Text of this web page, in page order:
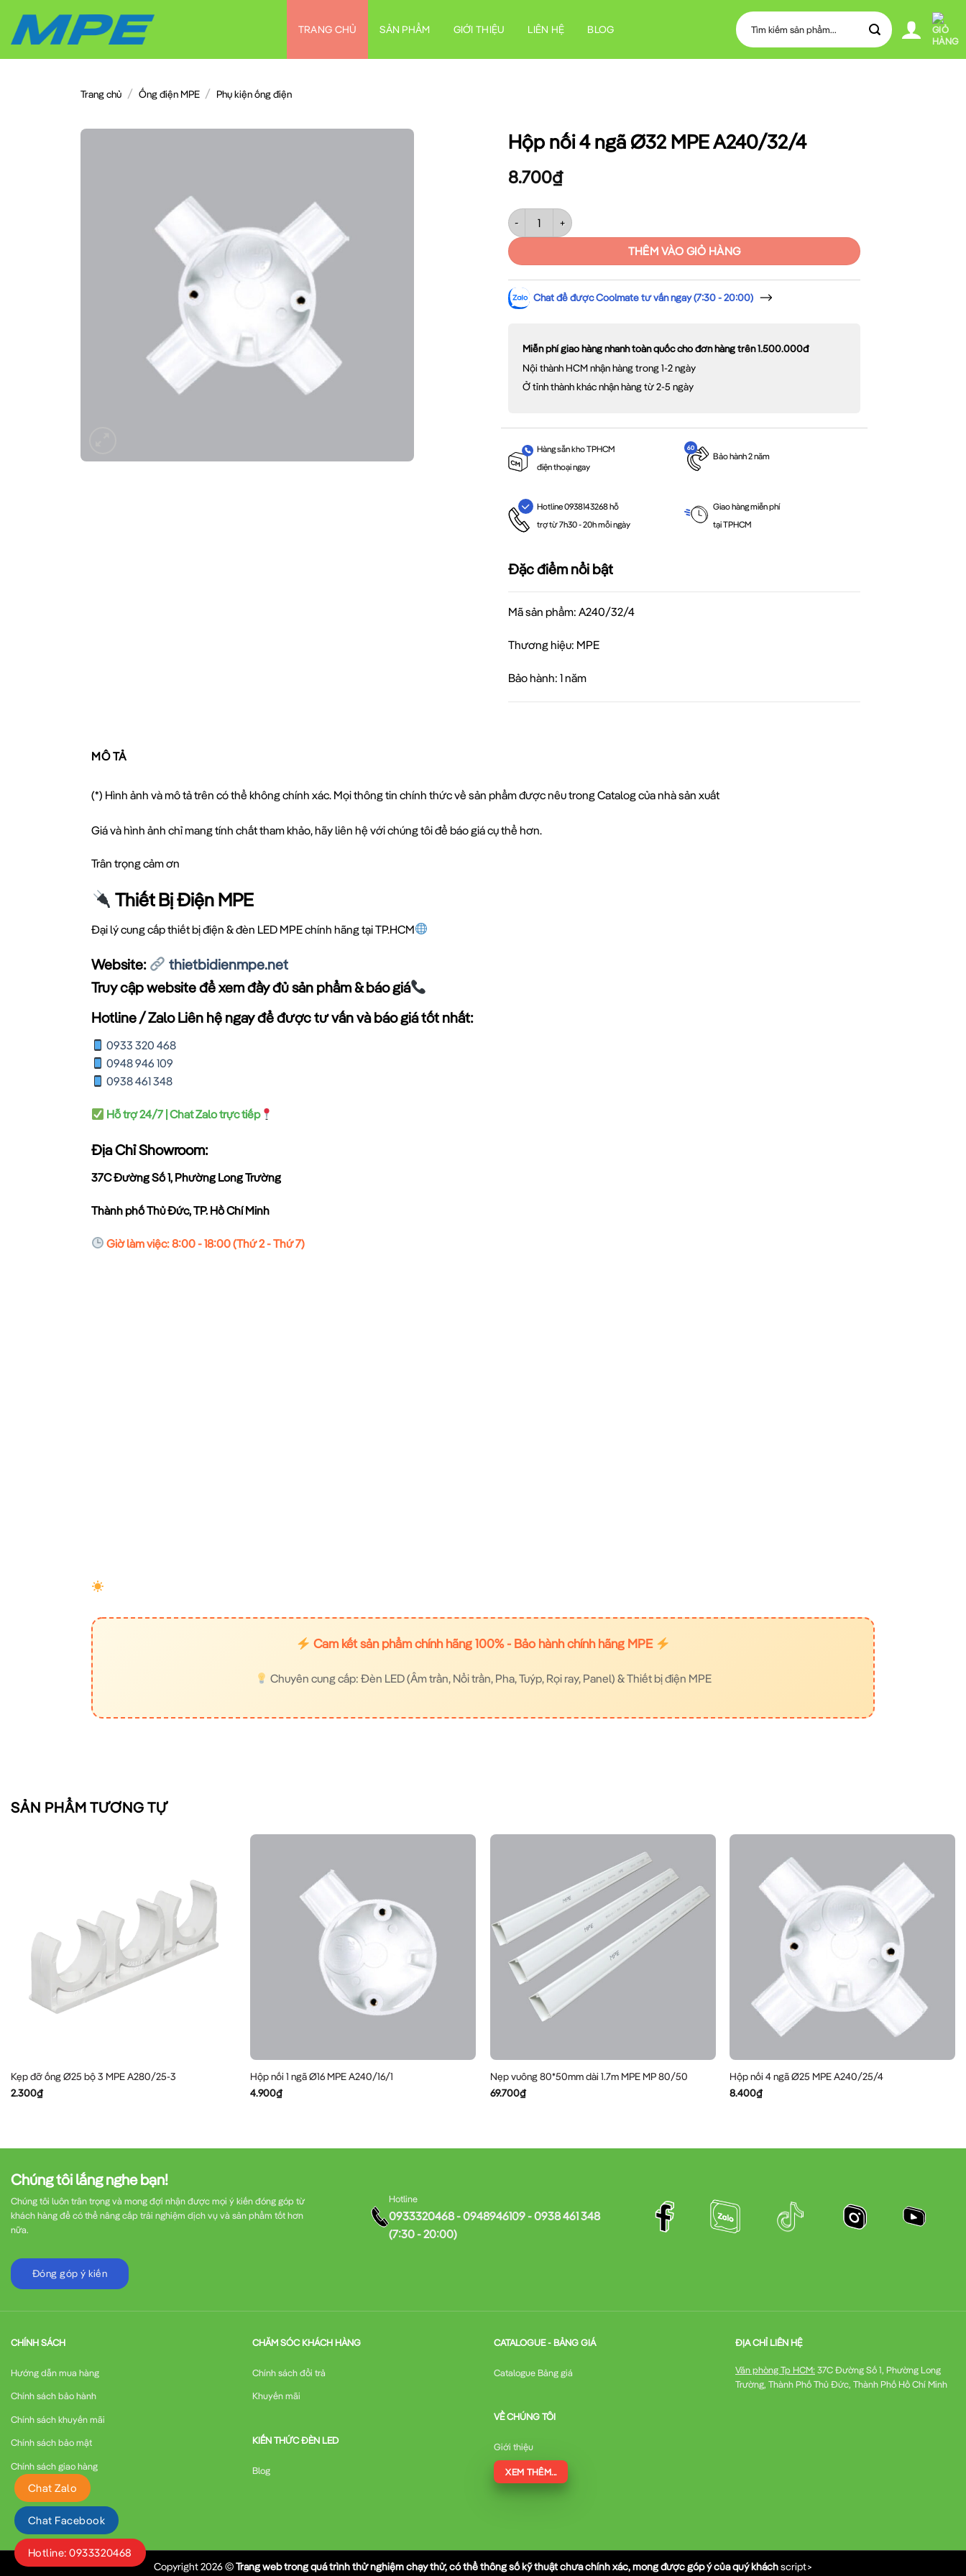
đến
nội
dung
TRANG CHỦ SẢN PHẨM GIỚI THIỆU LIÊN HỆ BLOG
Tìm
kiếm:
Trang chủ / Ống điện MPE / Phụ kiện ống điện
Hộp nối 4 ngã Ø32 MPE A240/32/4
8.700₫
Hộp nối 4 ngã Ø32 MPE A240/32/4 số lượng
THÊM VÀO GIỎ HÀNG
Chat để được Coolmate tư vấn ngay (7:30 - 20:00)
Miễn phí giao hàng nhanh toàn quốc cho đơn hàng trên 1.500.000đ
Nội thành HCM nhận hàng trong 1-2 ngày
Ở tỉnh thành khác nhận hàng từ 2-5 ngày
Hàng sẵn kho TPHCM
điện thoại ngay
Bảo hành 2 năm
Hotline 0938143268 hỗ
trợ từ 7h30 - 20h mỗi ngày
Giao hàng miễn phí
tại TPHCM
Đặc điểm nổi bật
Mã sản phẩm: A240/32/4
Thương hiệu: MPE
Bảo hành: 1 năm
MÔ TẢ
(*) Hình ảnh và mô tả trên có thể không chính xác. Mọi thông tin chính thức về sản phẩm được nêu trong Catalog của nhà sản xuất
Giá và hình ảnh chỉ mang tính chất tham khảo, hãy liên hệ với chúng tôi để báo giá cụ thể hơn.
Trân trọng cảm ơn
Thiết Bị Điện MPE
Đại lý cung cấp thiết bị điện & đèn LED MPE chính hãng tại TP.HCM
Website:
thietbidienmpe.net
Truy cập website để xem đầy đủ sản phẩm & báo giá
Hotline / Zalo Liên hệ ngay để được tư vấn và báo giá tốt nhất:
0933 320 468
0948 946 109
0938 461 348
Hỗ trợ 24/7 | Chat Zalo trực tiếp
Địa Chỉ Showroom:
37C Đường Số 1, Phường Long Trường
Thành phố Thủ Đức, TP. Hồ Chí Minh
Giờ làm việc: 8:00 - 18:00 (Thứ 2 - Thứ 7)
Cam kết sản phẩm chính hãng 100% - Bảo hành chính hãng MPE
Chuyên cung cấp: Đèn LED (Âm trần, Nổi trần, Pha, Tuýp, Rọi ray, Panel) & Thiết bị điện MPE
SẢN PHẨM TƯƠNG TỰ
Kẹp đỡ ống Ø25 bộ 3 MPE A280/25-3
2.300₫
Hộp nối 1 ngã Ø16 MPE A240/16/1
4.900₫
Nẹp vuông 80*50mm dài 1.7m MPE MP 80/50
69.700₫
Hộp nối 4 ngã Ø25 MPE A240/25/4
8.400₫
Chúng tôi lắng nghe bạn!
Chúng tôi luôn trân trọng và mong đợi nhận được mọi ý kiến đóng góp từ
khách hàng để có thể nâng cấp trải nghiệm dịch vụ và sản phẩm tốt hơn
nữa.
Đóng góp ý kiến
Hotline
0933320468 - 0948946109 - 0938 461 348
(7:30 - 20:00)
CHÍNH SÁCH
Hướng dẫn mua hàng
Chính sách bảo hành
Chính sách khuyến mãi
Chính sách bảo mật
Chính sách giao hàng
CHĂM SÓC KHÁCH HÀNG
Chính sách đổi trả
Khuyến mãi
KIẾN THỨC ĐÈN LED
Blog
CATALOGUE - BẢNG GIÁ
Catalogue Bảng giá
VỀ CHÚNG TÔI
Giới thiệu
XEM THÊM...
ĐỊA CHỈ LIÊN HỆ
Văn phòng Tp HCM: 37C Đường Số 1, Phường Long
Trường, Thành Phố Thủ Đức, Thành Phố Hồ Chí Minh
Copyright 2026 ©Trang web trong quá trình thử nghiệm chạy thử, có thể thông số kỹ thuật chưa chính xác, mong được góp ý của quý kháchscript>
Chat Zalo
Chat Facebook
Hotline: 0933320468